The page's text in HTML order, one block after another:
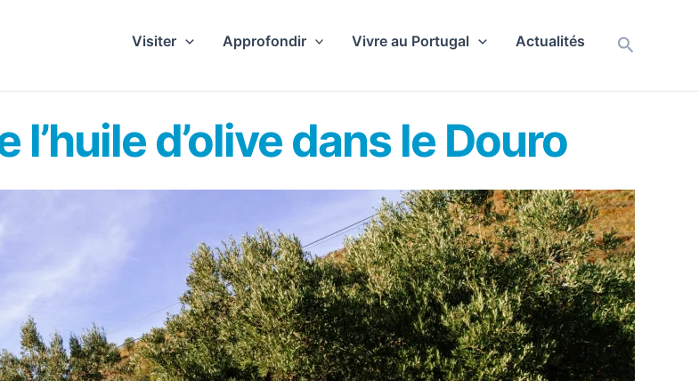
Visiter Approfondir Vivre au Portugal Actualités
d’olive dans le Douro